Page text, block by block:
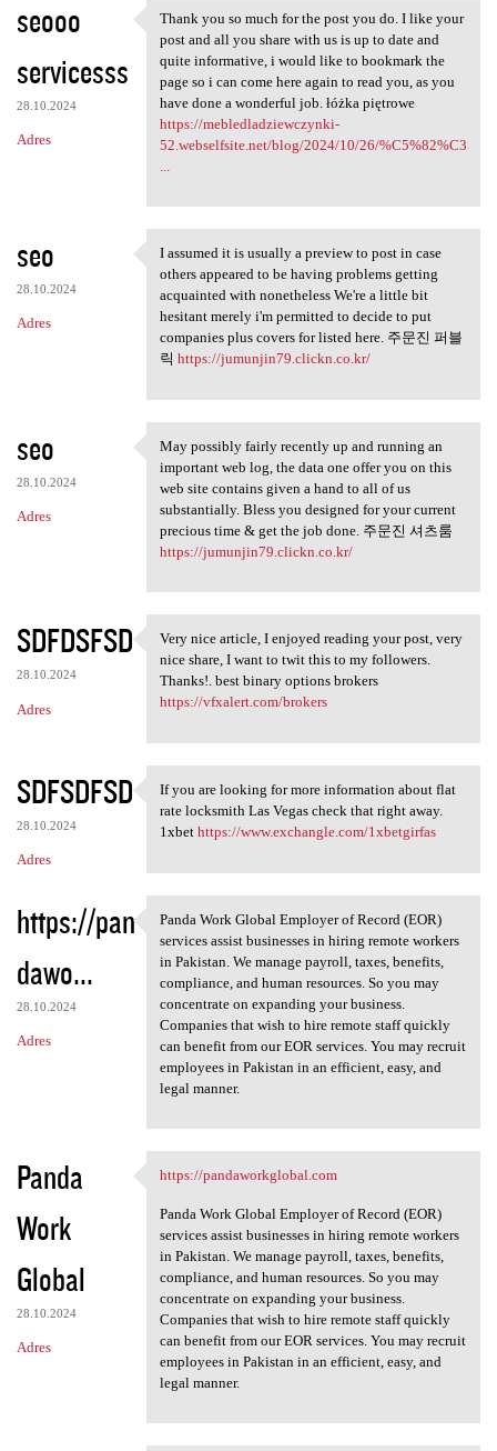
seooo
servicesss
28.10.2024
Adres
Thank you so much for the
Thank you so much for the post you do. I like your
post and all you share with us is up to date and
quite informative, i would like to bookmark the
page so i can come here again to read you, as you
have done a wonderful job. łóżka piętrowe
https://mebledladziewczynki-
52.webselfsite.net/blog/2024/10/26/%C5%82%C3
seo
28.10.2024
Adres
I assumed it is usually a
I assumed it is usually a preview to post in case
others appeared to be having problems getting
acquainted with nonetheless We're a little bit
hesitant merely i'm permitted to decide to put
companies plus covers for listed here. 주문진 퍼블
릭 https://jumunjin79.clickn.co.kr/
seo
28.10.2024
Adres
May possibly fairly recently
May possibly fairly recently up and running an
important web log, the data one offer you on this
web site contains given a hand to all of us
substantially. Bless you designed for your current
precious time & get the job done. 주문진 셔츠룸
https://jumunjin79.clickn.co.kr/
SDFDSFSD
28.10.2024
Adres
Very nice article, I enjoyed
Very nice article, I enjoyed reading your post, very
nice share, I want to twit this to my followers.
Thanks!. best binary options brokers
https://vfxalert.com/brokers
SDFSDFSD
28.10.2024
Adres
If you are looking for more
If you are looking for more information about flat
rate locksmith Las Vegas check that right away.
1xbet https://www.exchangle.com/1xbetgirfas
https://pan
dawo...
28.10.2024
Adres
Panda Work Global Employer of
Panda Work Global Employer of Record (EOR)
services assist businesses in hiring remote workers
in Pakistan. We manage payroll, taxes, benefits,
compliance, and human resources. So you may
concentrate on expanding your business.
Companies that wish to hire remote staff quickly
can benefit from our EOR services. You may recruit
employees in Pakistan in an efficient, easy, and
legal manner.
Panda
Work
Global
28.10.2024
Adres
https://pandaworkglobal.com
https://pandaworkglobal.com
Panda Work Global Employer of Record (EOR)
services assist businesses in hiring remote workers
in Pakistan. We manage payroll, taxes, benefits,
compliance, and human resources. So you may
concentrate on expanding your business.
Companies that wish to hire remote staff quickly
can benefit from our EOR services. You may recruit
employees in Pakistan in an efficient, easy, and
legal manner.